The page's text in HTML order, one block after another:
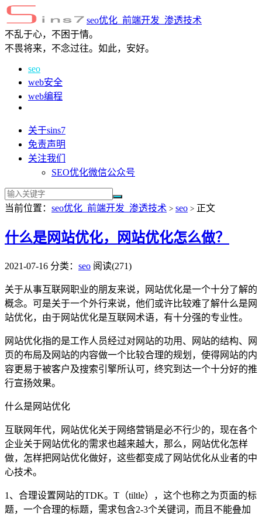
seo优化_前端开发_渗透技术
不乱于心，不困于情。
不畏将来，不念过往。如此，安好。
seo
web安全
web编程
关于sins7
免责声明
关注我们
SEO优化微信公众号
当前位置： seo优化_前端开发_渗透技术 > seo > 正文
什么是网站优化，网站优化怎么做？
2021-07-16 分类： seo 阅读(271)
关于从事互联网职业的朋友来说，网站优化是一个十分了解的
概念。可是关于一个外行来说，他们或许比较难了解什么是网
站优化，由于网站优化是互联网术语，有十分强的专业性。
网站优化指的是工作人员经过对网站的功用、网站的结构、网
页的布局及网站的内容做一个比较合理的规划，使得网站的内
容更易于被客户及搜索引擎所认可，终究到达一个十分好的推
行宣扬效果。
什么是网站优化
互联网年代，网站优化关于网络营销是必不行少的，现在各个
企业关于网站优化的需求也越来越大，那么，网站优化怎样
做，怎样把网站优化做好，这些都变成了网站优化从业者的中
心技术。
1、合理设置网站的TDK。T（tiltle），这个也称之为页面的标
题，一个合理的标题，需求包含2-3个关键词，而且不能叠加